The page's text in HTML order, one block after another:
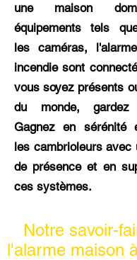
une maison
équipements tels
les caméras,
incendie sont
vous soyez présents
du monde,
Gagnez en sérénité
les cambrioleurs avec
de présence et en
ces systèmes.
Notre savoir-
l'alarme maison